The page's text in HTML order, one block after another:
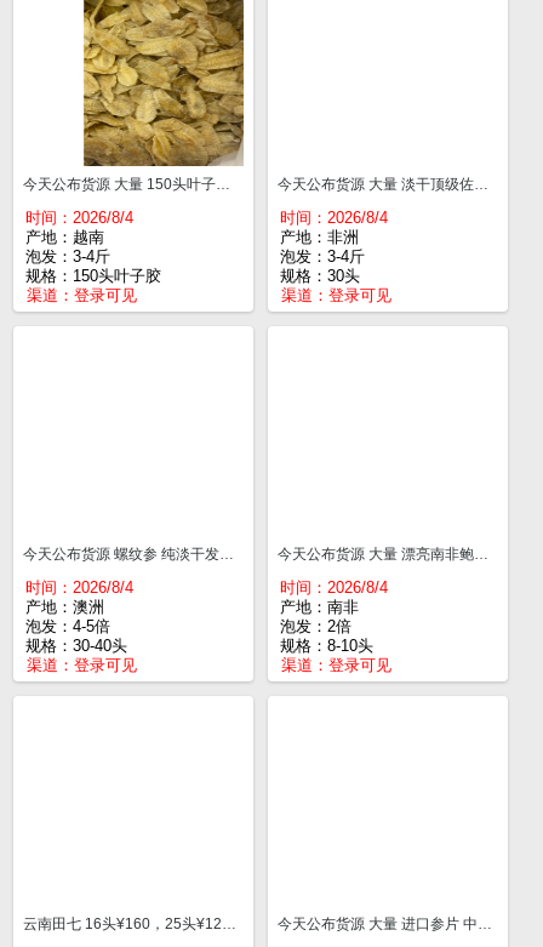
今天公布货源 大量 150头叶子胶清水厚肉 一斤¥120
时间：2026/8/4
产地：越南
泡发：3-4斤
规格：150头叶子胶
渠道： 登录可见
今天公布货源 大量 淡干顶级佐罗黄花胶 比淡水黄花胶好吃 标准30头 一斤¥650
时间：2026/8/4
产地：非洲
泡发：3-4斤
规格：30头
渠道：登录可见
今天公布货源 螺纹参 纯淡干发量大 囗感胶质好 30-40头¥330
时间：2026/8/4
产地：澳洲
泡发：4-5倍
规格：30-40头
渠道： 登录可见
今天公布货源 大量 漂亮南非鲍鱼 8-10头 一斤¥800
时间：2026/8/4
产地：南非
泡发：2倍
规格：8-10头
渠道：登录可见
云南田七 16头¥160，25头¥120，40头¥95 田七功效:活血化瘀止血，通血管，降三高等等由于三七具有镇痛的作用，是临床上治疗跌打损伤的常用药，可以快速的散淤止痛！ 今天公布货源 大量 进口参片 中号一斤¥150，中大一斤¥170，大号一斤¥200，特大一斤¥210